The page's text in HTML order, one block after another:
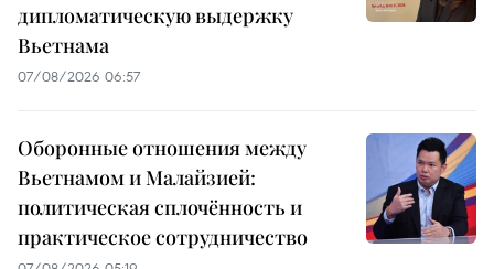
дипломатическую выдержку
Вьетнама
07/08/2026 06:57
Оборонные отношения между
Вьетнамом и Малайзией:
политическая сплочённость и
практическое сотрудничество